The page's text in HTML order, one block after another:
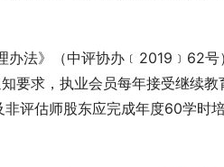
法》（中评协办﹝2019﹞62
要求，执业会员每年接受继续
评估师股东应完成年度60学时